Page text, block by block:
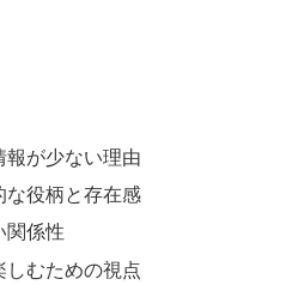
報が少ない理由
な役柄と存在感
関係性
しむための視点